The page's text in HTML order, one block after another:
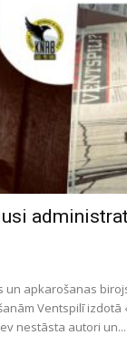
un apkarošanas
Ventspilī izdotā
nestāsta autori un...